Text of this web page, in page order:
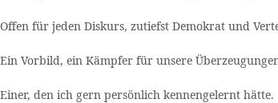
Offen für jeden Diskurs, zutiefst Demokrat und
Ein Vorbild, ein Kämpfer für unsere
Einer, den ich gern persönlich kennengelernt hätte.